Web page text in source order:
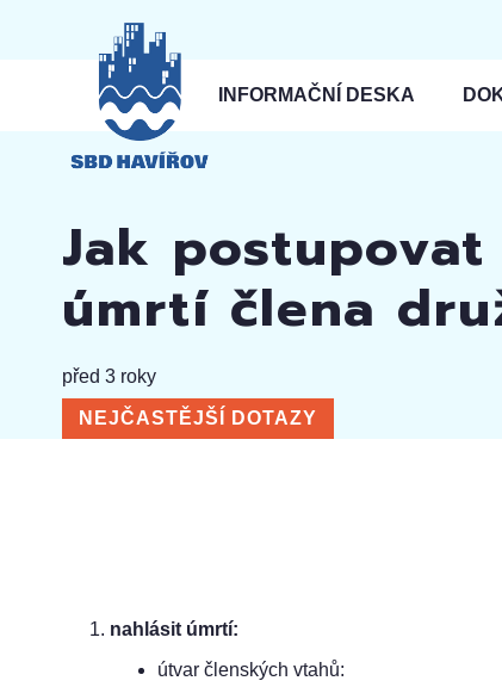
INFORMAČNÍ DESKA
Jak
úmrtí člena
před 3 roky
NEJČASTĚJŠÍ DOTAZY
nahlásit úmrtí:
útvar členských vtahů: